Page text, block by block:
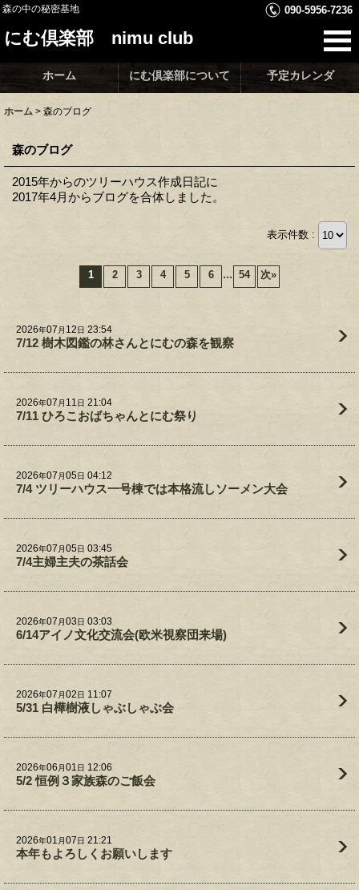
森の中の秘密基地 090-5956-7236
にむ倶楽部 nimu club
ホーム にむ倶楽部について 予定カレンダ
ホーム > 森のブログ
森のブログ
2015年からのツリーハウス作成日記に
2017年4月からブログを合体しました。
表示件数 :
1 2 3 4 5 6 ... 54 次»
2026年07 月 12日 23:54
7/12 樹木図鑑の林さんとにむの森を観察
2026年07 月 11日 21:04
7/11 ひろこおばちゃんとにむ祭り
2026年07 月05日 04:12
7/4 ツリーハウス一号棟では本格流しソーメン大会
2026年07 月05日 03:45
7/4主婦主夫の茶話会
2026年07 月03日 03:03
6/14アイノ文化交流会(欧米視察団来場)
2026年07 月02日 11:07
5/31 白樺樹液しゃぶしゃぶ会
2026年06 月01日 12:06
5/2 恒例３家族森のご飯会
2026年01 月07日 21:21
本年もよろしくお願いします